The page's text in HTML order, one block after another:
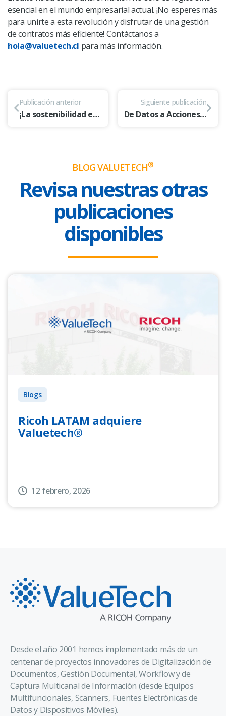
esencial en el mundo empresarial actual. ¡No esperes más
para unirte a esta revolución y disfrutar de una gestión
de contratos más eficiente! Contáctanos a
hola@valuetech.cl para más información.
Publicación anterior
¡La sostenibilidad en la cadena de suministro es esencial para el futuro!
Siguiente publicación
De Datos a Acciones: Cómo UiPath y el Process Mining Potencian la Eficiencia Operativa
BLOG VALUETECH®
Revisa nuestras otras
publicaciones
disponibles
Blogs
Ricoh LATAM adquiere
Valuetech®
12 febrero, 2026
Desde el año 2001 hemos implementado más de un
centenar de proyectos innovadores de Digitalización de
Documentos, Gestión Documental, Workflow y de
Captura Multicanal de Información (desde Equipos
Multifuncionales, Scanners, Fuentes Electrónicas de
Datos y Dispositivos Móviles).